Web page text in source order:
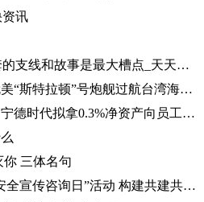
资讯
《FF16》中评汇总：老套的支线和故事是最大槽点_天天头条
中国海警局新闻发言人就美“斯特拉顿”号炮舰过航台湾海峡发表谈话|每日动态
【世界新要闻】不差钱：宁德时代拟拿0.3%净资产向员工提供无息借款，支持购自住商品房
三体名句
环球微资讯！我市开展“安全宣传咨询日”活动 构建共建共治共享安全生产格局